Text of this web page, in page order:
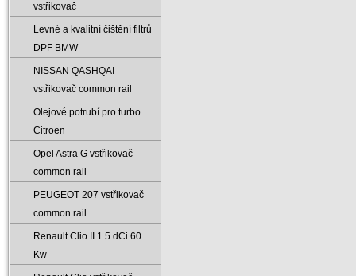
vstřikovač
Levné a kvalitní čištění filtrů
DPF BMW
NISSAN QASHQAI
vstřikovač common rail
Olejové potrubí pro turbo
Citroen
Opel Astra G vstřikovač
common rail
PEUGEOT 207 vstřikovač
common rail
Renault Clio II 1.5 dCi 60
Kw